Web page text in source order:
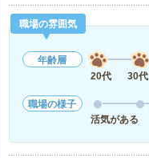
職場の雰囲気
年齢層
20代
30代
職場の様子
活気がある